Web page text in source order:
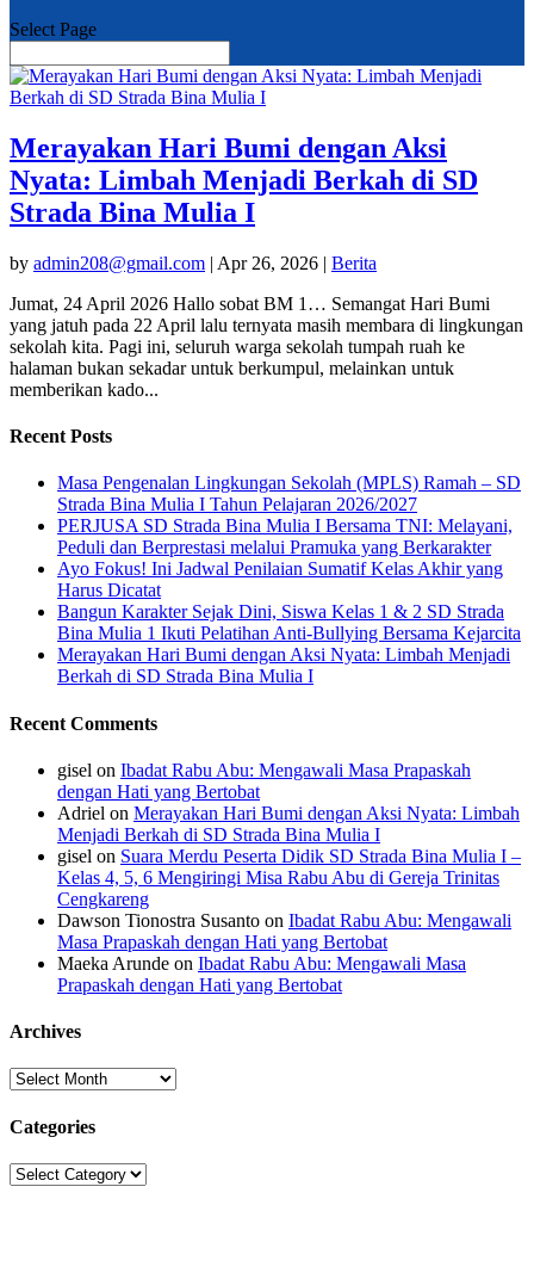
Select Page
Merayakan Hari Bumi dengan Aksi
Nyata: Limbah Menjadi Berkah di SD
Strada Bina Mulia I
by admin208@gmail.com | Apr 26, 2026 | Berita
Jumat, 24 April 2026 Hallo sobat BM 1… Semangat Hari Bumi
yang jatuh pada 22 April lalu ternyata masih membara di lingkungan
sekolah kita. Pagi ini, seluruh warga sekolah tumpah ruah ke
halaman bukan sekadar untuk berkumpul, melainkan untuk
memberikan kado...
Recent Posts
Masa Pengenalan Lingkungan Sekolah (MPLS) Ramah – SD
Strada Bina Mulia I Tahun Pelajaran 2026/2027
PERJUSA SD Strada Bina Mulia I Bersama TNI: Melayani,
Peduli dan Berprestasi melalui Pramuka yang Berkarakter
Ayo Fokus! Ini Jadwal Penilaian Sumatif Kelas Akhir yang
Harus Dicatat
Bangun Karakter Sejak Dini, Siswa Kelas 1 & 2 SD Strada
Bina Mulia 1 Ikuti Pelatihan Anti-Bullying Bersama Kejarcita
Merayakan Hari Bumi dengan Aksi Nyata: Limbah Menjadi
Berkah di SD Strada Bina Mulia I
Recent Comments
gisel on Ibadat Rabu Abu: Mengawali Masa Prapaskah
dengan Hati yang Bertobat
Adriel on Merayakan Hari Bumi dengan Aksi Nyata: Limbah
Menjadi Berkah di SD Strada Bina Mulia I
gisel on Suara Merdu Peserta Didik SD Strada Bina Mulia I –
Kelas 4, 5, 6 Mengiringi Misa Rabu Abu di Gereja Trinitas
Cengkareng
Dawson Tionostra Susanto on Ibadat Rabu Abu: Mengawali
Masa Prapaskah dengan Hati yang Bertobat
Maeka Arunde on Ibadat Rabu Abu: Mengawali Masa
Prapaskah dengan Hati yang Bertobat
Archives
Archives
Categories
Categories